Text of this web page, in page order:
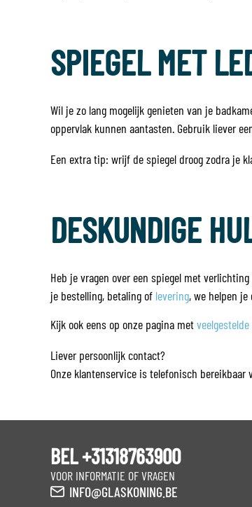
SPIEGEL MET
Wil je zo lang mogelijk genieten van je
oppervlak kunnen aantasten. Gebruik liever
Een extra tip: wrijf de spiegel droog zodra je
DESKUNDIGE
Heb je vragen over een spiegel met
je bestelling, betaling of levering, we helpen je
Kijk ook eens op onze pagina met
Liever persoonlijk contact?
Onze klantenservice is telefonisch
BEL +31318763900
VOOR INFORMATIE OF VRAGEN
INFO@GLASKONING.BE